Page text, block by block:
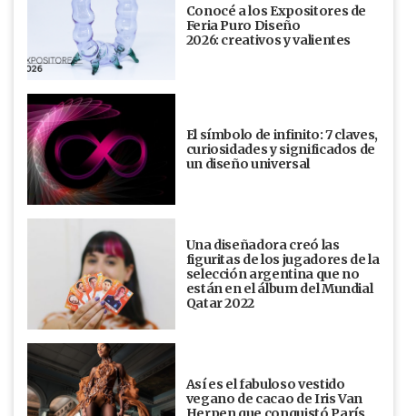
Conocé a los Expositores de
Feria Puro Diseño
2026: creativos y valientes
El símbolo de infinito: 7 claves,
curiosidades y significados de
un diseño universal
Una diseñadora creó las
figuritas de los jugadores de la
selección argentina que no
están en el álbum del Mundial
Qatar 2022
Así es el fabuloso vestido
vegano de cacao de Iris Van